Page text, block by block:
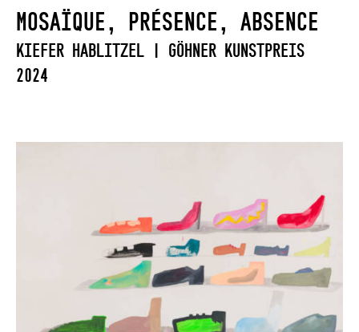
Mosaïque, présence, absence
Kiefer Hablitzel | Göhner Kunstpreis
2024